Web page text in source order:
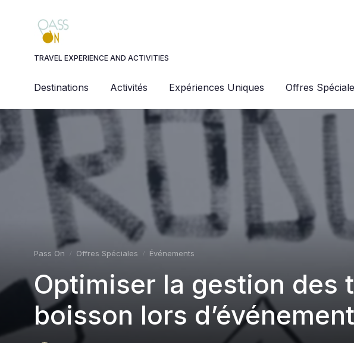
TRAVEL EXPERIENCE AND ACTIVITIES
Destinations Activités Expériences Uniques Offres
Pass On Offres Spéciales Événements
Optimiser la gestion des
boisson lors